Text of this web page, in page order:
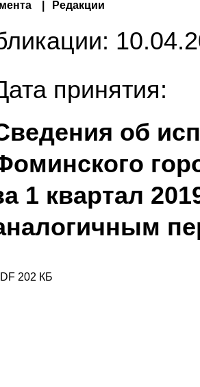
Редакции
принятия:
об
1 квартал
202 КБ